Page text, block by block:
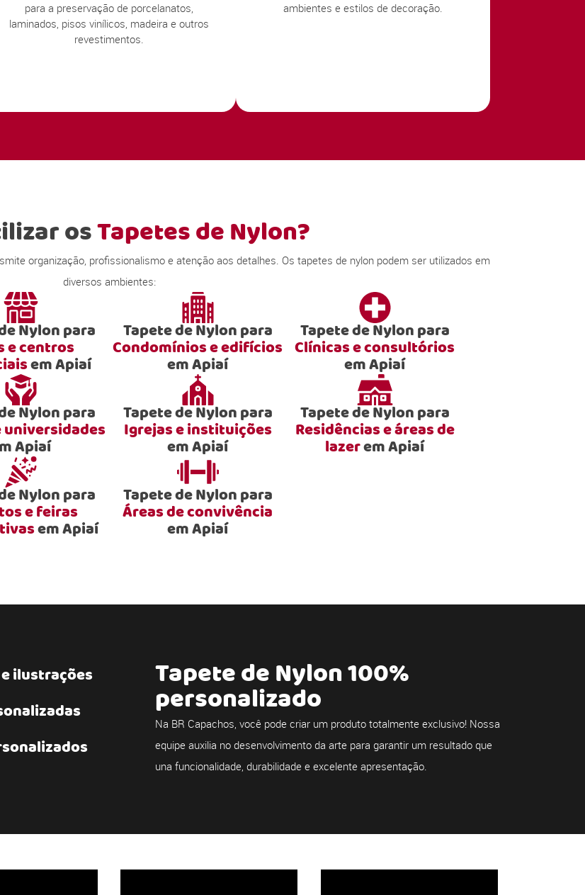
para a preservação de porcelanatos,
laminados, pisos vinílicos, madeira e outros
revestimentos.
ambientes e estilos de decoração.
osTapetes de Nylon?
organização, profissionalismo e atenção aos detalhes. Os tapetes de nylon podem ser utilizados em
diversos ambientes:
Nylon para
e centros
em Apiaí
Tapete de Nylon para
Condomínios e edifícios
em Apiaí
Tapete de Nylon para
Clínicas e consultórios
em Apiaí
Nylon para
universidades
Apiaí
Tapete de Nylon para
Igrejas e instituições
em Apiaí
Tapete de Nylon para
Residências e áreas de
lazerem Apiaí
Nylon para
e feiras
em Apiaí
Tapete de Nylon para
Áreas de convivência
em Apiaí
ilustrações
Tapete de Nylon 100%
personalizado
Na BR Capachos, você pode criar um produto totalmente exclusivo! Nossa
equipe auxilia no desenvolvimento da arte para garantir um resultado que
una funcionalidade, durabilidade e excelente apresentação.